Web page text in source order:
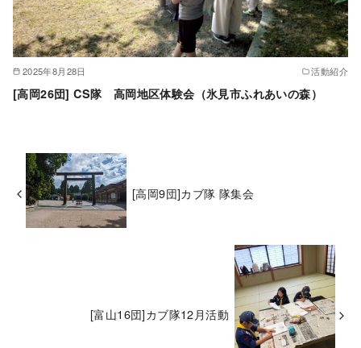
2025年8月28日 活動紹介
[高岡26団] CS隊 高岡地区体験会（氷見市ふれあいの森）
[高岡9団]カブ隊 隊集会
[富山16団]カブ隊12月活動